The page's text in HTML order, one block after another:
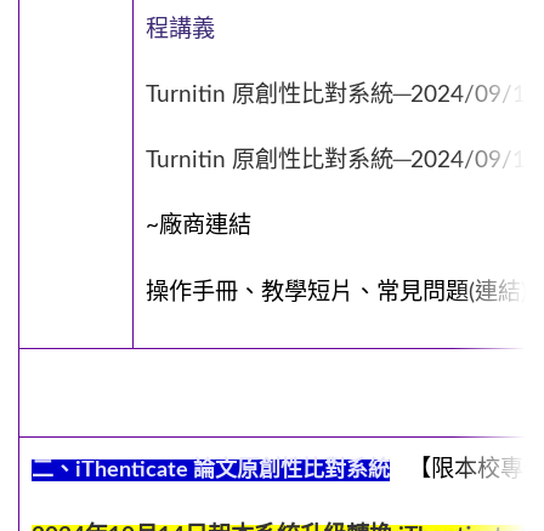
程講義
Turnitin 原創性比對系統─2024/09/18
Turnitin 原創性比對系統─2024/09/
~廠商連結
操作手冊、教學短片、常見問題(連結)
二、 iThenticate 論文原創性比對系統 【限本校專